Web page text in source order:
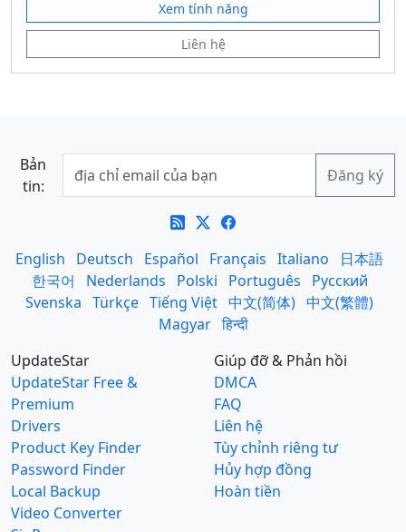
Xem tính năng
Liên hệ
Bản
tin:
English Deutsch Español Français Italiano
日本語
한국어
Nederlands Polski Português
Русский
Svenska Türkçe Tiếng Việt 中文(简体) 中文(繁體)
Magyar हिन्दी
UpdateStar
UpdateStar Free &
Premium
Drivers
Product Key Finder
Password Finder
Local Backup
Video Converter
Giúp đỡ & Phản hồi
DMCA
FAQ
Liên hệ
Tùy chỉnh riêng tư
Hủy hợp đồng
Hoàn tiền